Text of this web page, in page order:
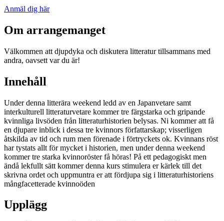
Anmäl dig här
Om arrangemanget
Välkommen att djupdyka och diskutera litteratur tillsammans med
andra, oavsett var du är!
Innehåll
Under denna litterära weekend ledd av en Japanvetare samt
interkulturell litteraturvetare kommer tre färgstarka och gripande
kvinnliga livsöden från litteraturhistorien belysas. Ni kommer att få
en djupare inblick i dessa tre kvinnors författarskap; visserligen
åtskilda av tid och rum men förenade i förtryckets ok. Kvinnans röst
har tystats allt för mycket i historien, men under denna weekend
kommer tre starka kvinnoröster få höras! På ett pedagogiskt men
ändå lekfullt sätt kommer denna kurs stimulera er kärlek till det
skrivna ordet och uppmuntra er att fördjupa sig i litteraturhistoriens
mångfacetterade kvinnoöden
Upplägg